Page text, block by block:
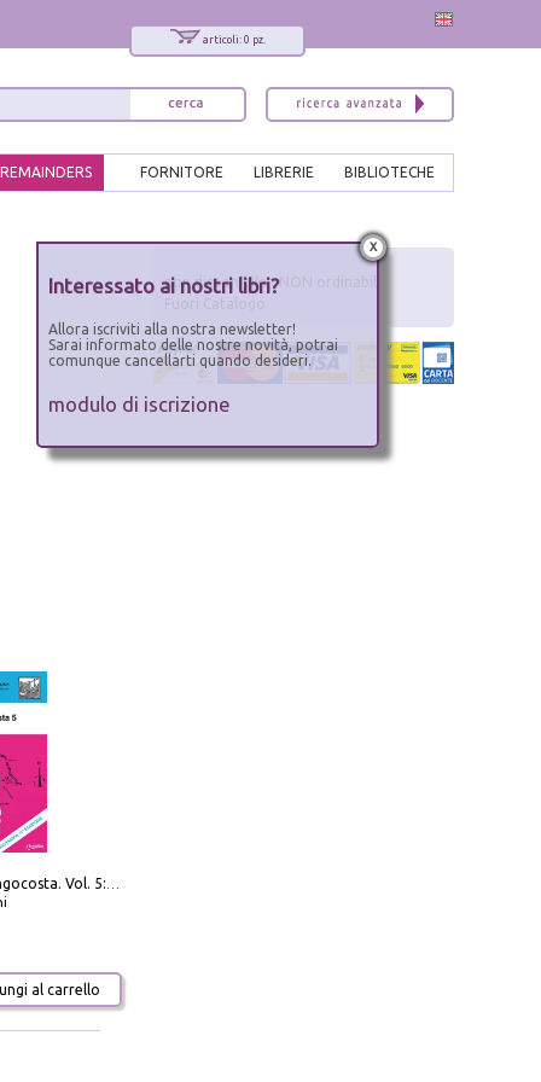
articoli: 0 pz.
BIBLIOTECHE
LIBRERIE
FORNITORE
REMAINDERS
Navigare Lungocosta. Vol. 5: Corsica e Sardegna
al carrello
non disponibile - NON ordinabile
x
Interessato ai nostri libri?
Allora iscriviti alla nostra newsletter!
Sarai informato delle nostre novità, potrai
comunque cancellarti quando desideri.
modulo di iscrizione